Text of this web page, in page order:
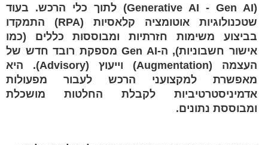
(Generative AI - Gen AI) לתוך כלי הרכש. בעוד
שטכנולוגיות אוטומציה קלאסיות (RPA) התמקדו
בביצוע משימות חזרתיות ומבוססות כללים (כמו
אישור חשבוניות), ה-Gen AI מספקת רובד חדש של
העצמה (Augmentation) וייעוץ (Advisory). היא
מאפשרת למקצועני הרכש לעבור מפעולות
אדמיניסטרטיביות לקבלת החלטות מושכלת
ומבוססת נתונים.